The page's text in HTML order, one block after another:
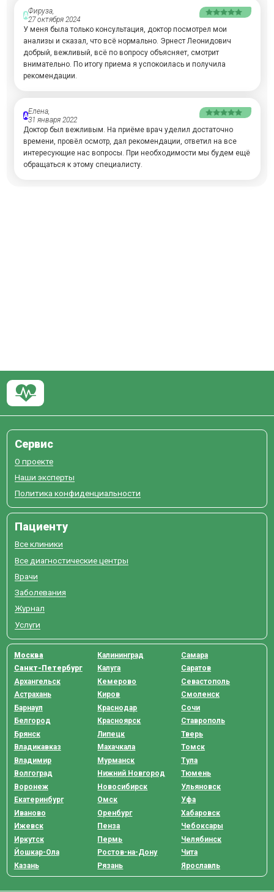
АФируза,
27 октября 2024
У меня была только консультация, доктор посмотрел мои
анализы и сказал, что всё нормально. Эрнест Леонидович
добрый, вежливый, всё по вопросу объясняет, смотрит
внимательно. По итогу приема я успокоилась и получила
рекомендации.
АЕлена,
31 января 2022
Доктор был вежливым. На приёме врач уделил достаточно
времени, провёл осмотр, дал рекомендации, ответил на все
интересующие нас вопросы. При необходимости мы будем ещё
обращаться к этому специалисту.
Сервис
О проекте
Наши эксперты
Политика конфиденциальности
Пациенту
Все клиники
Все диагностические центры
Врачи
Заболевания
Журнал
Услуги
Москва
Санкт-Петербург
Архангельск
Астрахань
Барнаул
Белгород
Брянск
Владикавказ
Владимир
Волгоград
Воронеж
Екатеринбург
Иваново
Ижевск
Иркутск
Йошкар-Ола
Казань
Калининград
Калуга
Кемерово
Киров
Краснодар
Красноярск
Липецк
Махачкала
Мурманск
Нижний Новгород
Новосибирск
Омск
Оренбург
Пенза
Пермь
Ростов-на-Дону
Рязань
Самара
Саратов
Севастополь
Смоленск
Сочи
Ставрополь
Тверь
Томск
Тула
Тюмень
Ульяновск
Уфа
Хабаровск
Чебоксары
Челябинск
Чита
Ярославль